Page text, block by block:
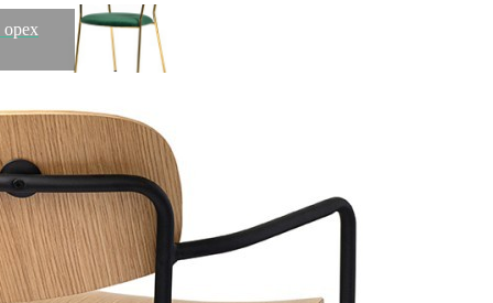
Стул eirill, велюр, темно-зеленый (74018)
Быстрый просмотр
15 900₽